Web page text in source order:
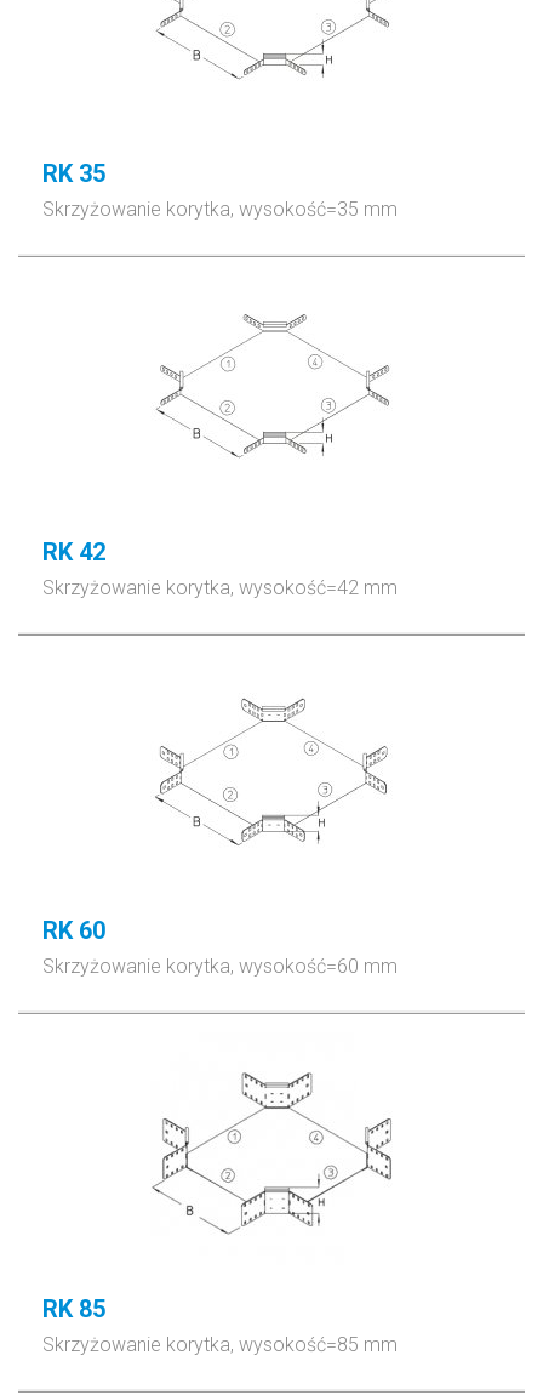
RK 35
Skrzyżowanie korytka, wysokość=35 mm
RK 42
Skrzyżowanie korytka, wysokość=42 mm
RK 60
Skrzyżowanie korytka, wysokość=60 mm
RK 85
Skrzyżowanie korytka, wysokość=85 mm